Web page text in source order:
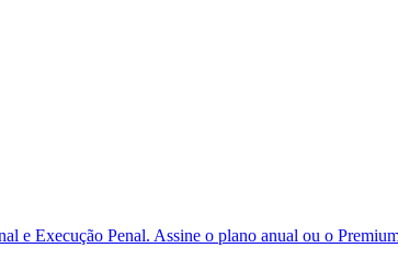
e Execução Penal. Assine o plano anual ou o